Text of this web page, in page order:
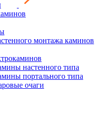
монтажа каминов
настенного типа
портального типа
очаги